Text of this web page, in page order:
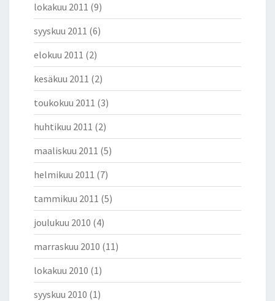
lokakuu 2011 (9)
syyskuu 2011 (6)
elokuu 2011 (2)
kesäkuu 2011 (2)
toukokuu 2011 (3)
huhtikuu 2011 (2)
maaliskuu 2011 (5)
helmikuu 2011 (7)
tammikuu 2011 (5)
joulukuu 2010 (4)
marraskuu 2010 (11)
lokakuu 2010 (1)
syyskuu 2010 (1)